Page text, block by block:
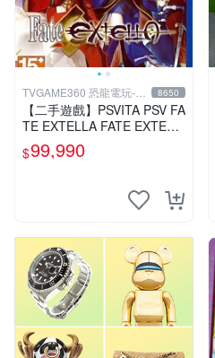
TVGAME360 恐龍電玩-台
中店
8650
【二手遊戲】PSVITA PSV FA
TE EXTELLA FATE EXTELL
A 中文版【台中恐龍電玩】
$99,990